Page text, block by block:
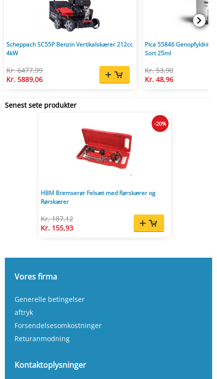
Scheppach SC55P Benzin Vertikalskærer 212cc
4kW
Kr. 6477,99
Kr. 5889,06
Pica 55846
Sort 25ml
Kr. 53,90
Kr. 48,96
Senest sete produkter
HBM Bremserør Felsæt med Rørskærer og
Rørskærer
Kr. 187,12
Kr. 155,93
-20%
Vores firma
Generelle betingelser
aftryk
Forsendelsesomkostninger
Returanmodning
Kontaktoplysninger